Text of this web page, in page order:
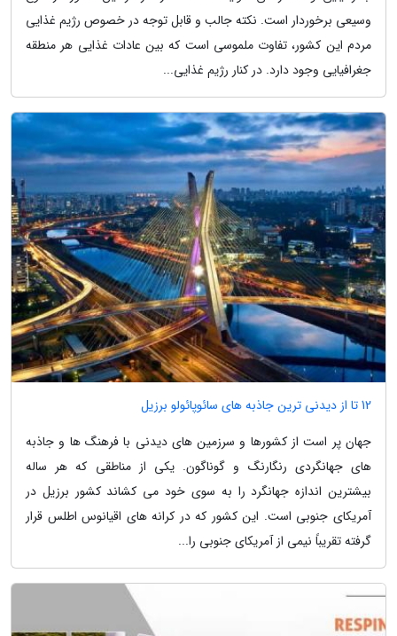
وسیعی برخوردار است. نکته جالب و قابل توجه در خصوص رژیم غذایی
مردم این کشور، تفاوت ملموسی است که بین عادات غذایی هر منطقه
جغرافیایی وجود دارد. در کنار رژیم غذایی...
12 تا از دیدنی ترین جاذبه های سائوپائولو برزیل
جهان پر است از کشورها و سرزمین های دیدنی با فرهنگ ها و جاذبه
های جهانگردی رنگارنگ و گوناگون. یکی از مناطقی که هر ساله
بیشترین اندازه جهانگرد را به سوی خود می کشاند کشور برزیل در
آمریکای جنوبی است. این کشور که در کرانه های اقیانوس اطلس قرار
گرفته تقریباً نیمی از آمریکای جنوبی را...